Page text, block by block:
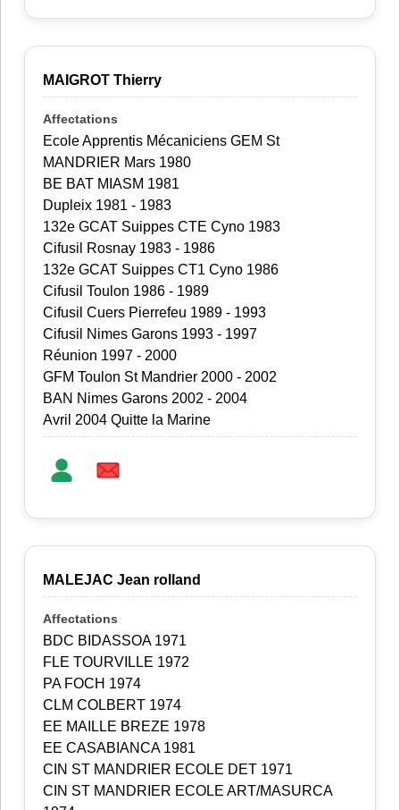
MAIGROT Thierry
Ecole Apprentis Mécaniciens GEM St
MANDRIER Mars 1980
BE BAT MIASM 1981
Dupleix 1981 - 1983
132e GCAT Suippes CTE Cyno 1983
Cifusil Rosnay 1983 - 1986
132e GCAT Suippes CT1 Cyno 1986
Cifusil Toulon 1986 - 1989
Cifusil Cuers Pierrefeu 1989 - 1993
Cifusil Nimes Garons 1993 - 1997
Réunion 1997 - 2000
GFM Toulon St Mandrier 2000 - 2002
BAN Nimes Garons 2002 - 2004
Avril 2004 Quitte la Marine
MALEJAC Jean rolland
BDC BIDASSOA 1971
FLE TOURVILLE 1972
PA FOCH 1974
CLM COLBERT 1974
EE MAILLE BREZE 1978
EE CASABIANCA 1981
CIN ST MANDRIER ECOLE DET 1971
CIN ST MANDRIER ECOLE ART/MASURCA